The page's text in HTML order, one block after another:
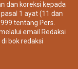
dan koreksi kepada
1 ayat (11 dan
tentang Pers.
email Redaksi
bok redaksi